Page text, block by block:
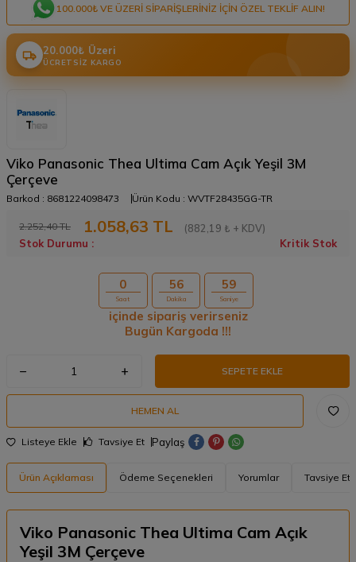
100.000₺ VE ÜZERI SIPARIŞLERINIZ IÇIN ÖZEL TEKLIF ALIN!
20.000₺ Üzeri
ÜCRETSIZ KARGO
Viko Panasonic Thea Ultima Cam Açık Yeşil 3M
Çerçeve
Barkod : 8681224098473 Ürün Kodu : WVTF28435GG-TR
2.252,40TL 1.058,63 TL
(882,19 ₺ + KDV)
Stok Durumu :
Kritik Stok
0
Saat
56
Dakika
59
Saniye
içinde sipariş verirseniz
Bugün Kargoda !!!
SEPETE EKLE
HEMEN AL
Listeye Ekle Tavsiye Et Paylaş
Ürün Açıklaması Ödeme Seçenekleri Yorumlar Tavsiye Et
Viko Panasonic Thea Ultima Cam Açık
Yeşil 3M Çerçeve